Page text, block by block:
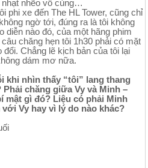
nhạt nhẽo vô cùng…
phi xe đến The HL Tower, cũng chỉ
ngờ tới, đúng ra là tôi không
diễn nào đó, của một hãng phim
chăng hẹn tôi 1h30 phải có mặt
Chẳng lẽ kịch bản của tôi lại
dám mơ nữa.
khi nhìn thấy “tôi” lang thang
chăng giữa Vy và Minh –
mật gì đó? Liệu có phải Minh
Vy hay vì lý do nào khác?